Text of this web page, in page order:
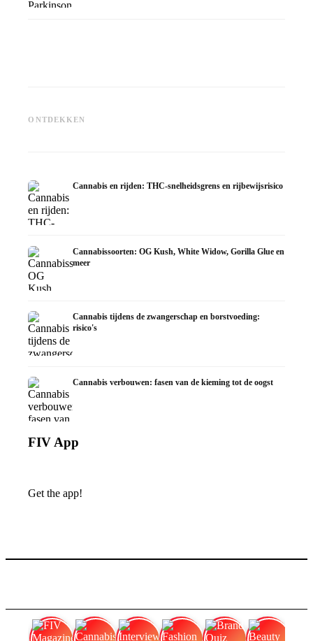
ONTDEKKEN
tonen
Cannabis en rijden: THC-snelheidsgrens en rijbewijsrisico
Cannabissoorten: OG Kush, White Widow, Gorilla Glue en
meer
Cannabis tijdens de zwangerschap en borstvoeding:
risico's
Cannabis verbouwen: fasen van de kieming tot de oogst
FIV App
Get the app!